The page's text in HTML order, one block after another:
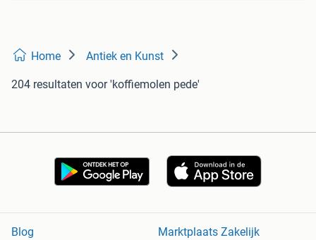
Home Antiek en Kunst
204 resultaten voor 'koffiemolen pede'
Blog
Marktplaats Zakelijk